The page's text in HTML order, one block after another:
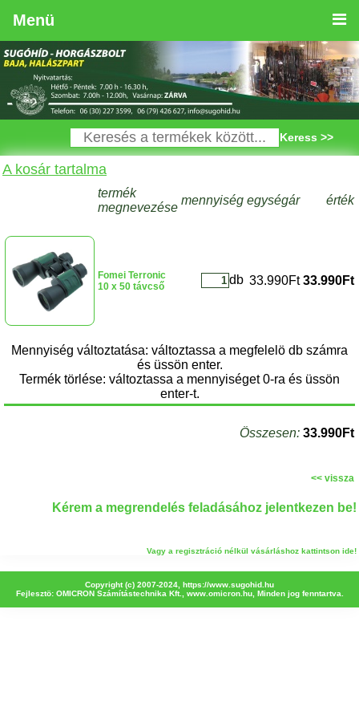
Menü
Keress >>
A kosár tartalma
termék
megnevezése
mennyiség egységár érték
Fomei Terronic
10 x 50 távcső
db 33.990Ft 33.990Ft
Mennyiség változtatása: változtassa a megfelelö db számra
és üssön enter.
Termék törlése: változtassa a mennyiséget 0-ra és üssön
enter-t.
Összesen: 33.990Ft
<< vissza
Kérem a megrendelés feladásához jelentkezen be!
Vagy a regisztráció nélkül vásárláshoz kattintson ide!
Copyright (c) 2007-2024, https://www.sugohid.hu
Fejlesztö: OMICRON Számítástechnika Kft., www.omicron.hu, Minden jog fenntartva.